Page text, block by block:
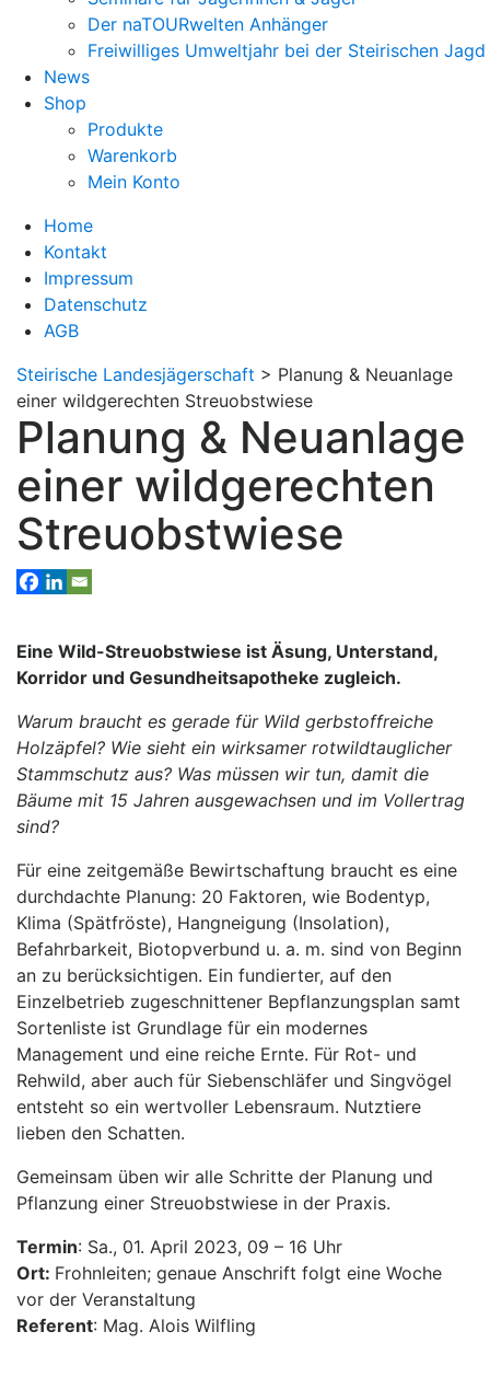
Der naTOURwelten Anhänger
Freiwilliges Umweltjahr bei der Steirischen Jagd
News
Shop
Produkte
Warenkorb
Mein Konto
Home
Kontakt
Impressum
Datenschutz
AGB
Steirische Landesjägerschaft > Planung & Neuanlage
einer wildgerechten Streuobstwiese
Planung & Neuanlage
einer wildgerechten
Streuobstwiese
Eine Wild-Streuobstwiese ist Äsung, Unterstand,
Korridor und Gesundheitsapotheke zugleich.
Warum braucht es gerade für Wild gerbstoffreiche
Holzäpfel? Wie sieht ein wirksamer rotwildtauglicher
Stammschutz aus? Was müssen wir tun, damit die
Bäume mit 15 Jahren ausgewachsen und im Vollertrag
sind?
Für eine zeitgemäße Bewirtschaftung braucht es eine
durchdachte Planung: 20 Faktoren, wie Bodentyp,
Klima (Spätfröste), Hangneigung (Insolation),
Befahrbarkeit, Biotopverbund u. a. m. sind von Beginn
an zu berücksichtigen. Ein fundierter, auf den
Einzelbetrieb zugeschnittener Bepflanzungsplan samt
Sortenliste ist Grundlage für ein modernes
Management und eine reiche Ernte. Für Rot- und
Rehwild, aber auch für Siebenschläfer und Singvögel
entsteht so ein wertvoller Lebensraum. Nutztiere
lieben den Schatten.
Gemeinsam üben wir alle Schritte der Planung und
Pflanzung einer Streuobstwiese in der Praxis.
Termin: Sa., 01. April 2023, 09 – 16 Uhr
Ort: Frohnleiten; genaue Anschrift folgt eine Woche
vor der Veranstaltung
Referent: Mag. Alois Wilfling